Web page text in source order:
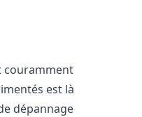
couramment
est là
dépannage